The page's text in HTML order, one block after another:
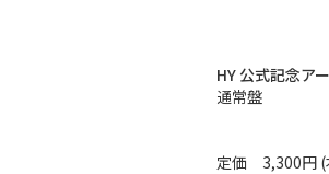
HY 公式記念ア
通常盤
定価 3,300円 (